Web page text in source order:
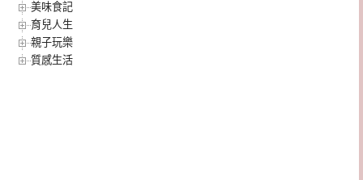
美味食記
育兒人生
親子玩樂
質感生活